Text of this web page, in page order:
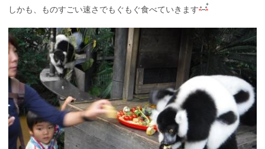
しかも、ものすごい速さでもぐもぐ食べていきます